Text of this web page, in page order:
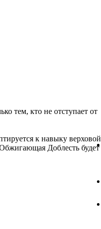
тем, кто не отступает от
к навыку верховой
Доблесть будет